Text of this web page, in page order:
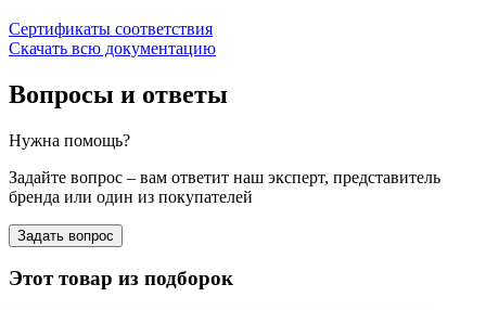
Сертификаты соответствия
Скачать всю документацию
Вопросы и ответы
Нужна помощь?
Задайте вопрос – вам ответит наш эксперт, представитель
бренда или один из покупателей
Задать вопрос
Этот товар из подборок